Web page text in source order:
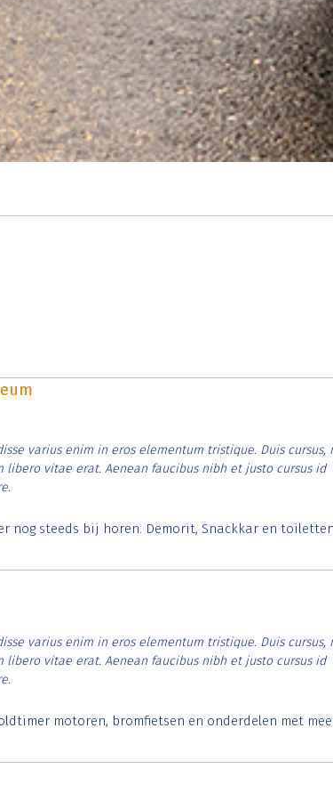
varius enim in eros elementum tristique. Duis cursus,
vitae erat. Aenean faucibus nibh et justo cursus id
nog steeds bij horen. Demorit, Snackkar en
varius enim in eros elementum tristique. Duis cursus,
vitae erat. Aenean faucibus nibh et justo cursus id
motoren, bromfietsen en onderdelen met